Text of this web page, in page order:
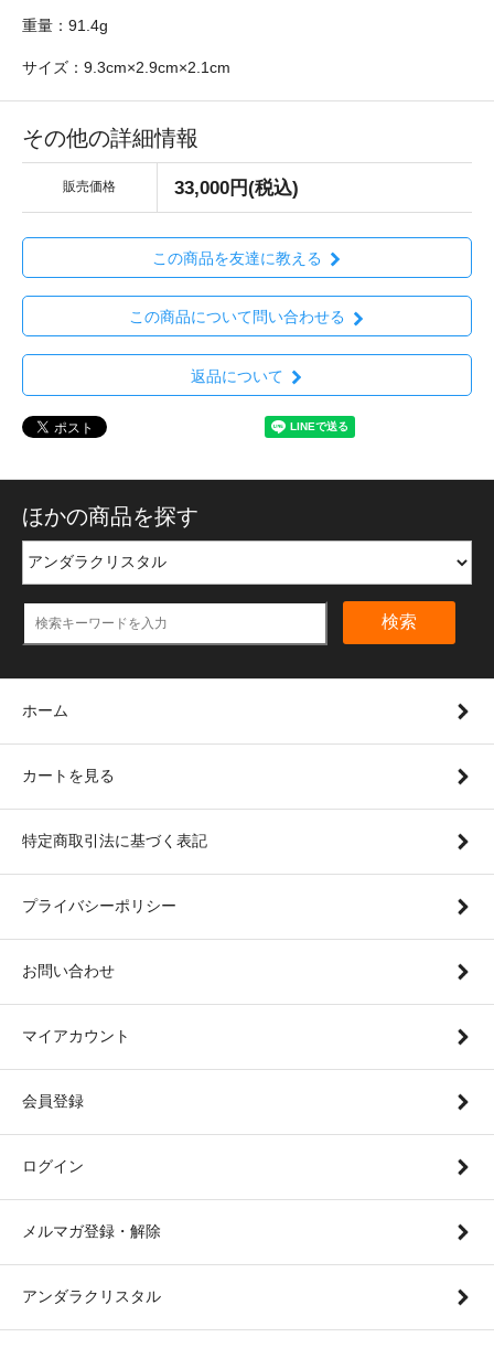
重量：91.4g
サイズ：9.3cm×2.9cm×2.1cm
その他の詳細情報
販売価格 33,000円(税込)
この商品を友達に教える
この商品について問い合わせる
返品について
ほかの商品を探す
検索
ホーム
カートを見る
特定商取引法に基づく表記
プライバシーポリシー
お問い合わせ
マイアカウント
会員登録
ログイン
メルマガ登録・解除
アンダラクリスタル